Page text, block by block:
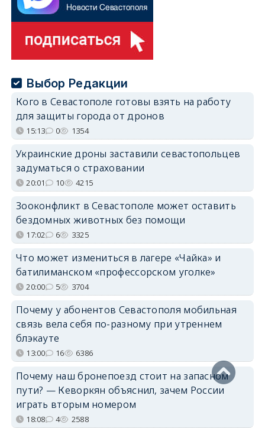
Выбор Редакции
Кого в Севастополе готовы взять на работу
для защиты города от дронов
15:13 0 1354
Украинские дроны заставили севастопольцев
задуматься о страховании
20:01 10 4215
Зооконфликт в Севастополе может оставить
бездомных животных без помощи
17:02 6 3325
Что может измениться в лагере «Чайка» и
батилиманском «профессорском уголке»
20:00 5 3704
Почему у абонентов Севастополя мобильная
связь вела себя по-разному при утреннем
блэкауте
13:00 16 6386
Почему наш бронепоезд стоит на запасном
пути? — Кеворкян объяснил, зачем России
играть вторым номером
18:08 4 2588